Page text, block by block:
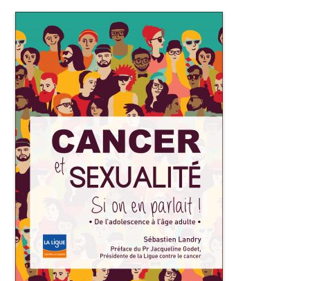
plusieurs
variations.
Les
options
peuvent
être
choisies
la
page
du
produit